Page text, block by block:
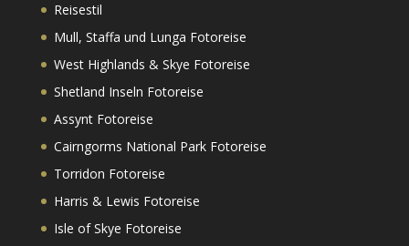
Reisestil
Mull, Staffa und Lunga Fotoreise
West Highlands & Skye Fotoreise
Shetland Inseln Fotoreise
Assynt Fotoreise
Cairngorms National Park Fotoreise
Torridon Fotoreise
Harris & Lewis Fotoreise
Isle of Skye Fotoreise